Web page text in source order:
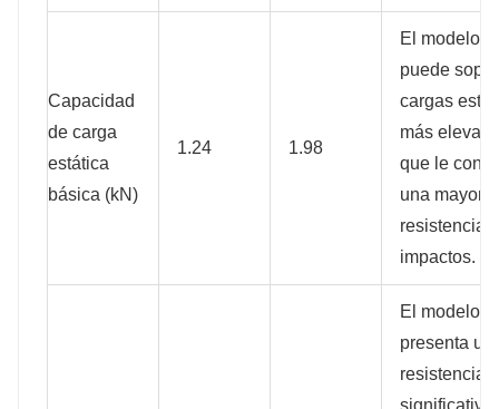
Capacidad
de carga
estática
básica (kN)
1.24 1.98
El modelo H
puede
cargas
más
que le
una mayor
resistencia
impactos.
El modelo H
presenta
resistencia